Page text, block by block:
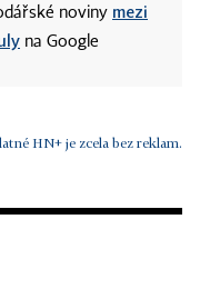
noviny mezi
na Google
HN+ je zcela bez reklam.